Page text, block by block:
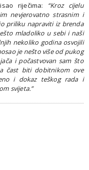
riječima:
“Kroz cijelu
nevjerovatno strasnim i
priliku napraviti iz brenda
mladoliko u sebi i naši
nekoliko godina osvojili
je nešto više od pukog
i počastvovan sam što
čast biti dobitnikom ove
i dokaz teškog rada i
svijeta.”